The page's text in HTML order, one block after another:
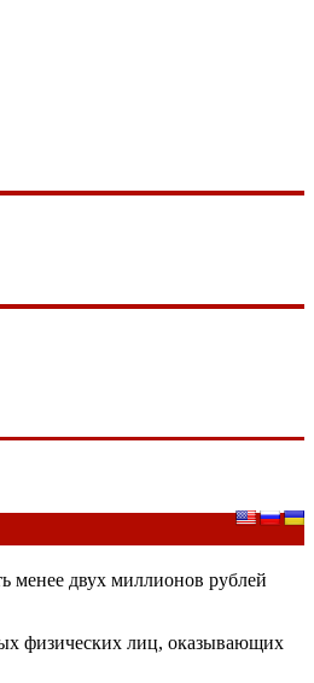
менее двух миллионов рублей
физических лиц, оказывающих